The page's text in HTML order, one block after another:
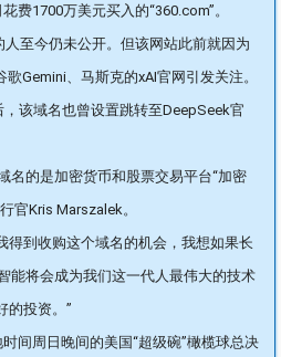
费1700万美元买入的“360.com”。
人至今仍未公开。但该网站此前就因为
Gemini、马斯克的xAI官网引发关注。
该域名也曾设置跳转至DeepSeek官
名的是加密货币和股票交易平台“加密
官Kris Marszalek。
得到收购这个域名的机会，我想如果长
能将会成为我们这一代人最伟大的技术
的投资。”
间周日晚间的美国“超级碗”橄榄球总决